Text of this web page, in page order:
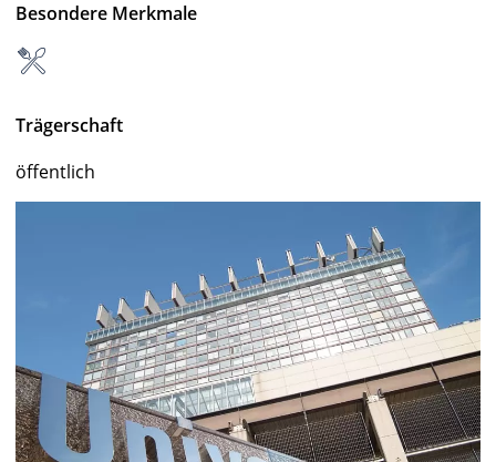
Besondere Merkmale
Trägerschaft
öffentlich